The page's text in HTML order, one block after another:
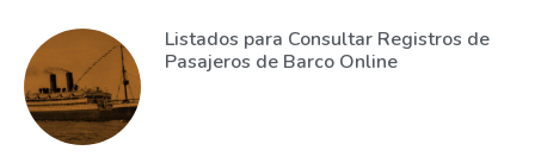
Listados para Consultar Registros de
Pasajeros de Barco Online